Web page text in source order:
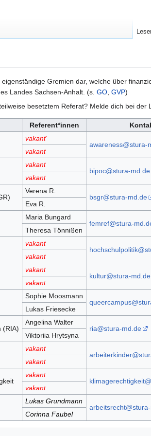
Gremien dar, welche über
Landes Sachsen-Anhalt. (s. GO, GVP)
besetztem Referat? Melde dich bei der
Referent*innen
vakant'
awareness@stura-
vakant
vakant
bipoc@stura-md.de
vakant
Verena R.
bsgr@stura-md.de
Eva R.
Maria Bungard
femref@stura-
Theresa Tönnißen
vakant
vakant
vakant
kultur@stura-md.de
vakant
Sophie Moosmann
Lukas Friesecke
(RIA)
Angelina Walter
ria@stura-md.de
Viktoriia Hrytsyna
vakant
vakant
vakant
vakant
Lukas Grundmann
Corinna Faubel